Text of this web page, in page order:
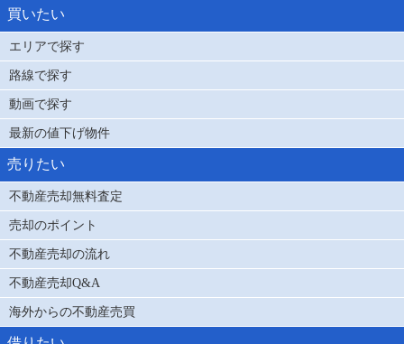
買いたい
エリアで探す
路線で探す
動画で探す
最新の値下げ物件
売りたい
不動産売却無料査定
売却のポイント
不動産売却の流れ
不動産売却Q&A
海外からの不動産売買